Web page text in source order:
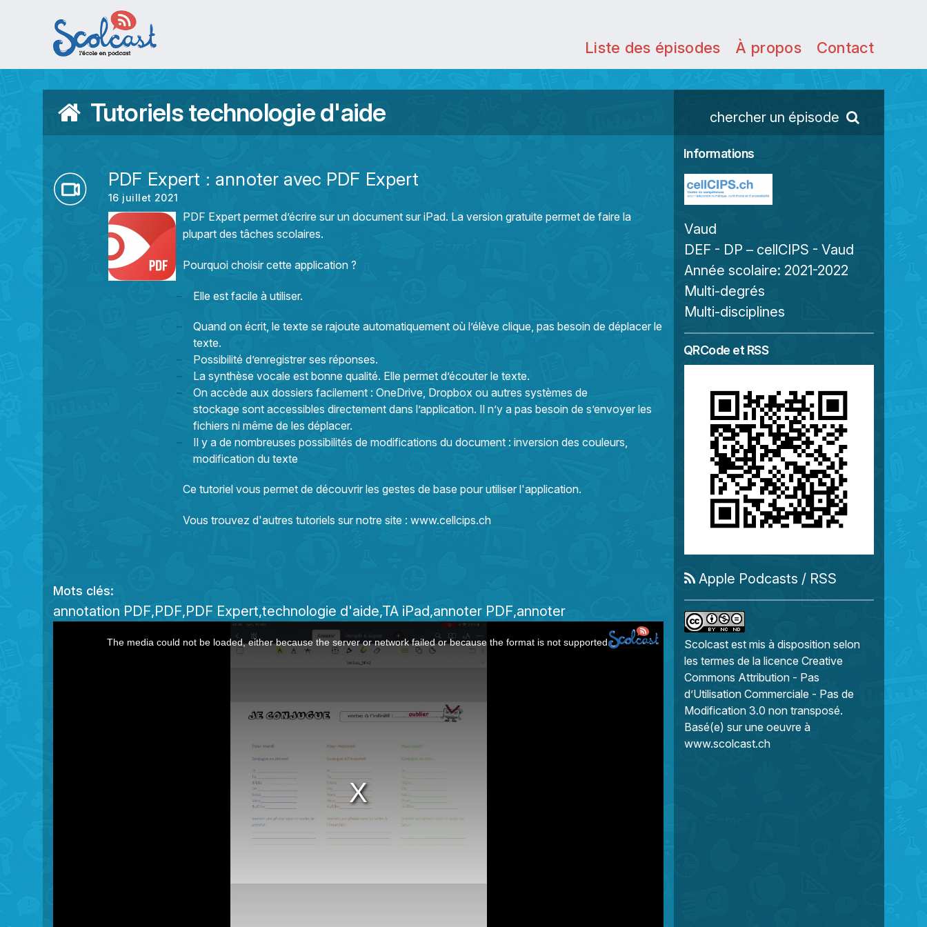
Aller au contenu principal
Liste des épisodes À propos Contact
Tutoriels technologie d'aide chercher un épisode
PDF Expert : annoter avec PDF Expert
16 juillet 2021
PDF Expert permet d’écrire sur un document sur iPad. La version gratuite permet de faire la
plupart des tâches scolaires.
Pourquoi choisir cette application ?
Elle est facile à utiliser.
Quand on écrit, le texte se rajoute automatiquement où l’élève clique, pas besoin de déplacer le
texte.
Possibilité d’enregistrer ses réponses.
La synthèse vocale est bonne qualité. Elle permet d’écouter le texte.
On accède aux dossiers facilement : OneDrive, Dropbox ou autres systèmes de
stockage sont accessibles directement dans l’application. Il n’y a pas besoin de s’envoyer les
fichiers ni même de les déplacer.
Il y a de nombreuses possibilités de modifications du document : inversion des couleurs,
modification du texte
Ce tutoriel vous permet de découvrir les gestes de base pour utiliser l'application.
Vous trouvez d'autres tutoriels sur notre site : www.cellcips.ch
Mots clés:
annotation PDF PDF PDF Expert technologie d'aide TA iPad annoter PDF annoter
The media could not be loaded, either because the server or network failed or because the format is not supported.
Informations
Vaud
DEF - DP – cellCIPS - Vaud
Année scolaire: 2021-2022
Multi-degrés
Multi-disciplines
QRCode et RSS
Apple Podcasts / RSS
Scolcast est mis à disposition selon
les termes de la licence Creative
Commons Attribution - Pas
d’Utilisation Commerciale - Pas de
Modification 3.0 non transposé.
Basé(e) sur une oeuvre à
www.scolcast.ch